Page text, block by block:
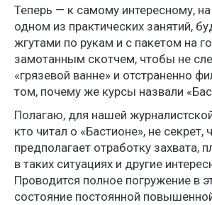
Теперь — к самому интересному,
одном из практических занятий,
жгутами по рукам и с пакетом на
замотанным скотчем, чтобы не
«грязевой ванне» и отстраненно
том, почему же курсы назвали
Полагаю, для нашей
кто читал о «Бастионе», не секрет,
предполагает отработку захвата,
в таких ситуациях и другие
Проводится полное погружение в
состояние постоянной